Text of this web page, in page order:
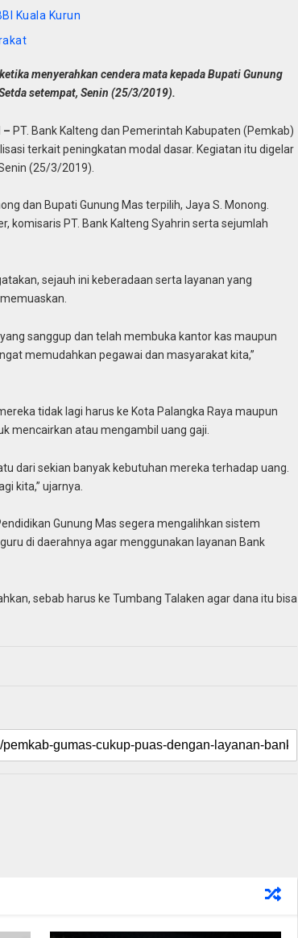
Kuala Kurun
menyerahkan cendera mata kepada Bupati Gunung
setempat, Senin (25/3/2019).
– PT. Bank Kalteng dan Pemerintah Kabupaten (Pemkab)
terkait peningkatan modal dasar. Kegiatan itu digelar
(25/3/2019).
dan Bupati Gunung Mas terpilih, Jaya S. Monong.
komisaris PT. Bank Kalteng Syahrin serta sejumlah
sejauh ini keberadaan serta layanan yang
sanggup dan telah membuka kantor kas maupun
memudahkan pegawai dan masyarakat kita,”
tidak lagi harus ke Kota Palangka Raya maupun
mencairkan atau mengambil uang gaji.
dari sekian banyak kebutuhan mereka terhadap uang.
kita,” ujarnya.
Gunung Mas segera mengalihkan sistem
di daerahnya agar menggunakan layanan Bank
sebab harus ke Tumbang Talaken agar dana itu bisa